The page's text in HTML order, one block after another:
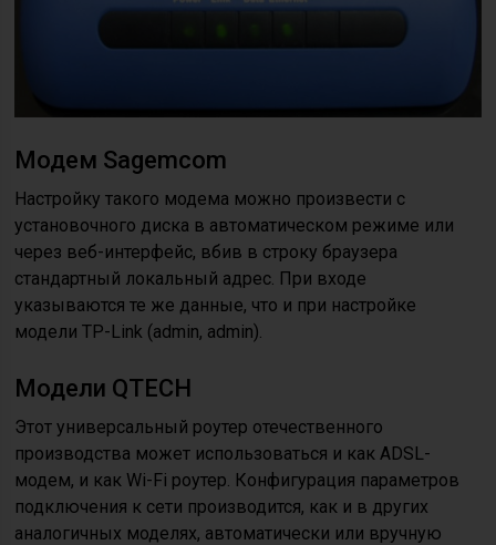
Модем Sagemcom
Настройку такого модема можно произвести с
установочного диска в автоматическом режиме или
через веб-интерфейс, вбив в строку браузера
стандартный локальный адрес. При входе
указываются те же данные, что и при настройке
модели TP-Link (admin, admin).
Модели QTECH
Этот универсальный роутер отечественного
производства может использоваться и как ADSL-
модем, и как Wi-Fi роутер. Конфигурация параметров
подключения к сети производится, как и в других
аналогичных моделях, автоматически или вручную